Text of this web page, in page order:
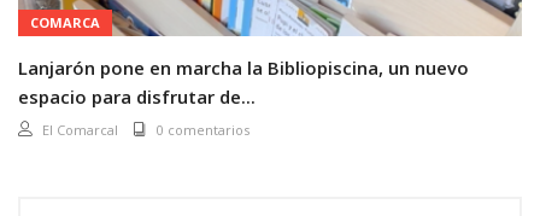
COMARCA
Lanjarón pone en marcha la Bibliopiscina, un nuevo
espacio para disfrutar de...
El Comarcal 0 comentarios